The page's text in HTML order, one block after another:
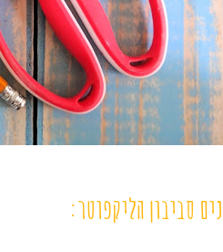
סביבון הליקפוטר: